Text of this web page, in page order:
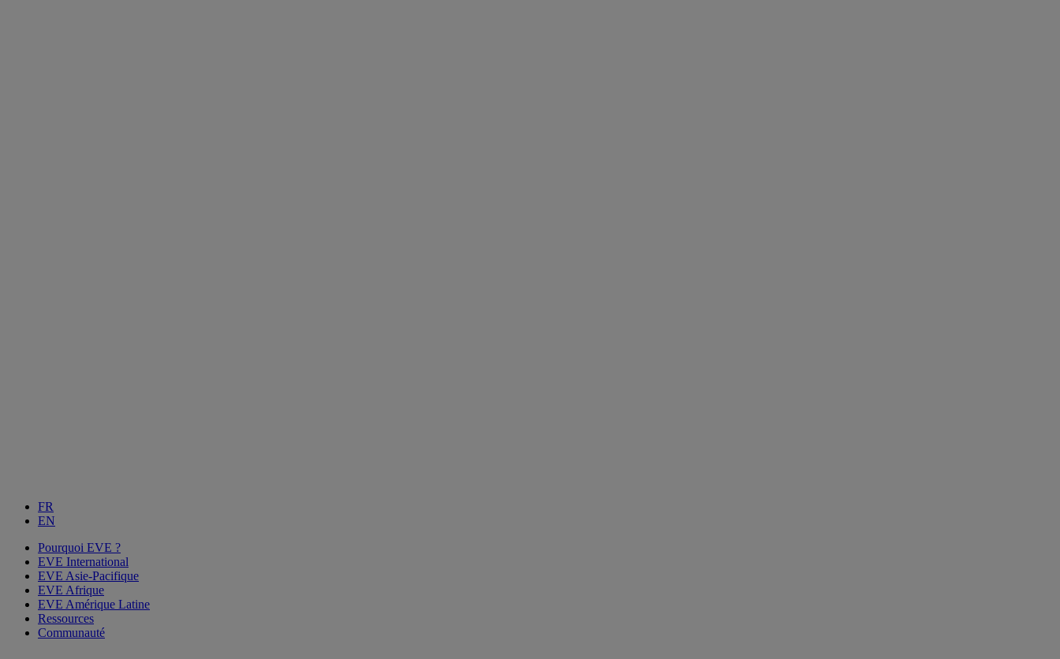
FR
EN
Pourquoi EVE ?
EVE International
EVE Asie-Pacifique
EVE Afrique
EVE Amérique Latine
Ressources
Communauté